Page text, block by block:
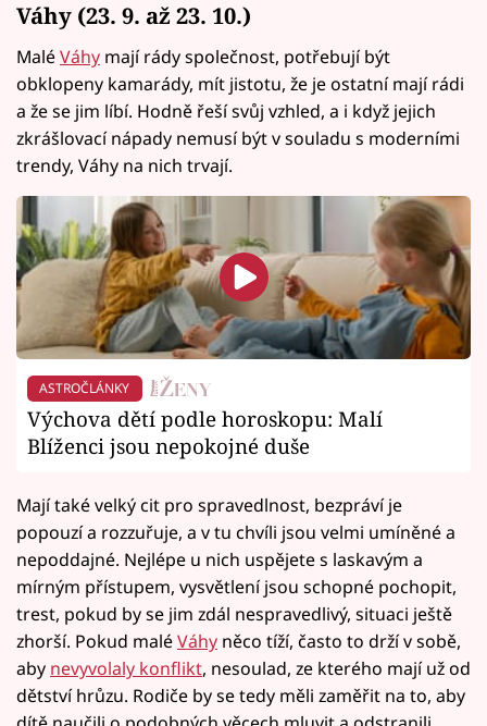
Váhy (23. 9. až 23. 10.)
MaléVáhy mají rády společnost, potřebují být
obklopeny kamarády, mít jistotu, že je ostatní mají rádi
a že se jim líbí. Hodně řeší svůj vzhled, a i když jejich
zkrášlovací nápady nemusí být v souladu s moderními
trendy, Váhy na nich trvají.
ASTROČLÁNKY
Výchova dětí podle horoskopu: Malí
Blíženci jsou nepokojné duše
Mají také velký cit pro spravedlnost, bezpráví je
popouzí a rozzuřuje, a v tu chvíli jsou velmi umíněné a
nepoddajné. Nejlépe u nich uspějete s laskavým a
mírným přístupem, vysvětlení jsou schopné pochopit,
trest, pokud by se jim zdál nespravedlivý, situaci ještě
zhorší. Pokud maléVáhy něco tíží, často to drží v sobě,
aby nevyvolaly konflikt, nesoulad, ze kterého mají už od
dětství hrůzu. Rodiče by se tedy měli zaměřit na to, aby